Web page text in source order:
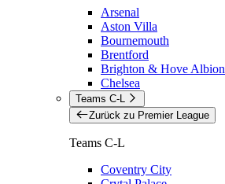
Arsenal
Aston Villa
Bournemouth
Brentford
Brighton & Hove Albion
Chelsea
Teams C-L
Zurück zu Premier League
Teams C-L
Coventry City